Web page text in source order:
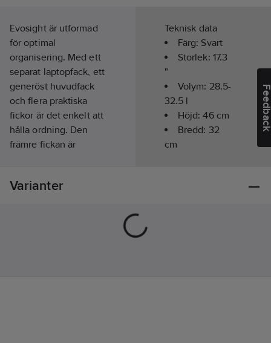
Evosight är utformad
för optimal
organisering. Med ett
separat laptopfack, ett
generöst huvudfack
och flera praktiska
fickor är det enkelt att
hålla ordning. Den
främre fickan är
gör ryggsäcken till det
Teknisk data
Färg:Svart
Storlek: 17.3
"
Volym: 28.5-
32.5 l
Höjd:46cm
Bredd: 32
cm
Varianter